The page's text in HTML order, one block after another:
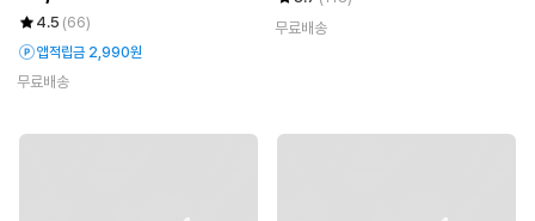
4.5 (66)
앱적립금 2,990원
무료배송
무료배송